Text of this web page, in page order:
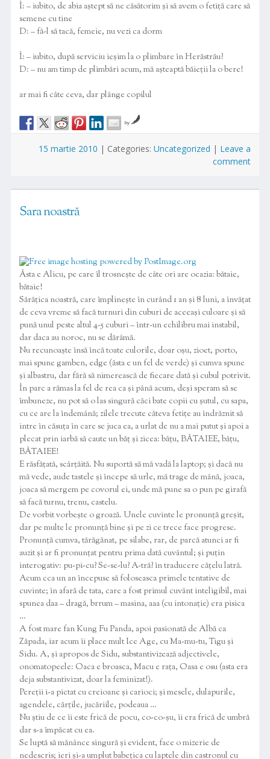
Î: – iubito, de abia aștept să ne căsătorim și să avem o fetiță care să
semene cu tine
D: – fă-l să tacă, femeie, nu vezi ca dorm
Î: – iubito, după serviciu ieșim la o plimbare în Herăstrău?
D: – nu am timp de plimbări acum, mă așteaptă băieții la o bere!
ar mai fi câte ceva, dar plânge copilul
by
15 martie 2010 | Categories:Uncategorized | Leave a
comment
Sara noastră
Ăsta e Alicu, pe care îl trosnește de câte ori are ocazia: bătaie,
bătaie!
Sărățica noastră, care împlinește în curând 1 an și 8 luni, a învățat
de ceva vreme să facă turnuri din cuburi de aceeași culoare și să
pună unul peste altul 4-5 cuburi – într-un echilibru mai instabil,
dar daca au noroc, nu se dărâmă.
Nu recunoaște însă încă toate culorile, doar oșu, zioet, porto,
mai spune gamben, edge (ăsta e un fel de verde) și cumva spune
și albastru, dar fără să nimerească de fiecare dată și cubul potrivit.
În parc a rămas la fel de rea ca și până acum, deși speram să se
îmbuneze, nu pot să o las singură căci bate copii cu șutul, cu sapa,
cu ce are la îndemână; zilele trecute căteva fetițe au îndrăznit să
intre în căsuța în care se juca ea, a urlat de nu a mai putut și apoi a
plecat prin iarbă să caute un băț și zicea: bățu, BĂTAIEE, bățu,
BĂTAIEE!
E răsfățată, scârțăită. Nu suportă să mă vadă la laptop; și dacă nu
mă vede, aude tastele și începe să urle, mă trage de mână, joaca,
joaca să mergem pe covorul ei, unde mă pune sa o pun pe girafă
să facă turnu, trenu, castelu.
De vorbit vorbește o groază. Unele cuvinte le pronunță greșit,
dar pe multe le pronunță bine și pe zi ce trece face progrese.
Pronunță cumva, tărăgănat, pe silabe, rar, de parcă atunci ar fi
auzit și ar fi pronunțat pentru prima dată cuvântul; și puțin
interogativ: pu-pi-cu? Se-se-lu? A-tră? în traducere cățelu latră.
Acum cca un an începuse să foloseasca primele tentative de
cuvinte; în afară de tata, care a fost primul cuvânt inteligibil, mai
spunea daa – dragă, brrum – masina, aaa (cu intonație) era pisica
…
A fost mare fan Kung Fu Panda, apoi pasionată de Albă ca
Zăpada, iar acum îi place mult Ice Age, cu Ma-mu-tu, Tigu și
Sidu. A, și apropos de Sidu, substantivizează adjectivele,
onomatopeele: Oaca e broasca, Macu e rața, Oasa e osu (asta era
deja substantivizat, doar la feminizat!).
Pereții i-a pictat cu creioane și carioci; și mesele, dulapurile,
agendele, cărțile, jucăriile, podeaua …
Nu știu de ce îi este frică de pocu, co-co-șu, îi era frică de umbră
dar s-a împăcat cu ea.
Se luptă să mănânce singură și evident, face o mizerie de
nedescris; ieri și-a umplut babețica cu laptele din castronul cu